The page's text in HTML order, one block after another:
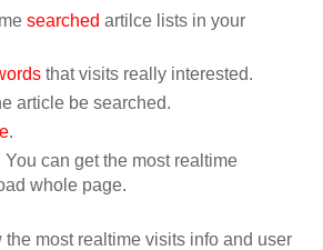
searched artilce lists in your
that visits really interested.
article be searched.
.
You can get the most realtime
whole page.
the most realtime visits info and user